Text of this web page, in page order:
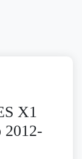
X1
2012-